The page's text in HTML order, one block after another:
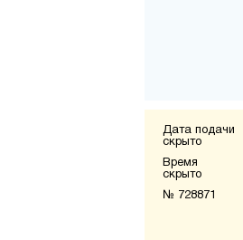
Дата подачи
скрыто
Время
скрыто
№ 728871